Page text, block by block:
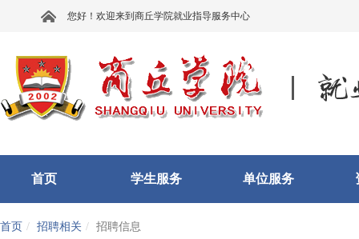
您好！欢迎来到商丘学院就业指导服务中心
首页 学生服务 单位服务
首页 招聘相关 招聘信息